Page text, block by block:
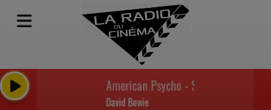
American Psycho - Something In The
David Bowie